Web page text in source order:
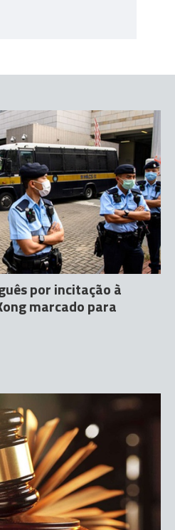
por incitação à
marcado para